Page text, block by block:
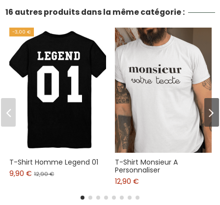
16 autres produits dans la même catégorie :
-3,00 €
T-Shirt Homme Legend 01
9,90 €12,90 €
T-Shirt Monsieur A
Personnaliser
12,90 €